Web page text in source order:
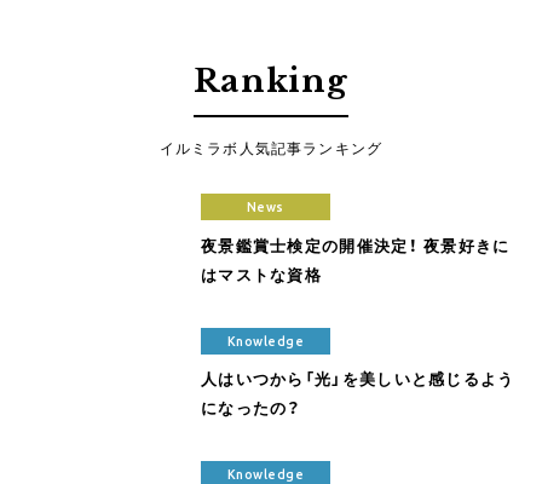
Ranking
イルミラボ人気記事ランキング
News
夜景鑑賞士検定の開催決定！ 夜景好きに
はマストな資格
Knowledge
人はいつから「光」を美しいと感じるよう
になったの？
Knowledge